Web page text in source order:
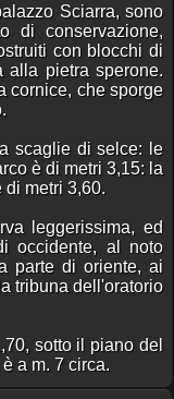
Sciarra, sono
di conservazione,
con blocchi di
alla pietra sperone.
cornice, che sporge
scaglie di selce: le
è di metri 3,15: la
di metri 3,60.
leggerissima, ed
occidente, al noto
parte di oriente, ai
tribuna dell'oratorio
sotto il piano del
a m. 7 circa.